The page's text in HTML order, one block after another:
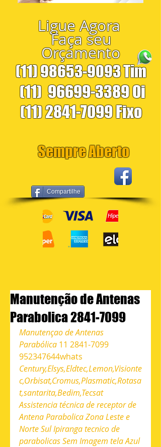
Compartilhe
Ligue Agora
Faça seu
Orçamento
(11) 98653-9093Tim
(11) 96699-3389Oi
(11) 2841-7099Fixo
Sempre Aberto
Manutenção de Antenas
Parabolica 2841-7099
Manutençao de Antenas
Parabólica 11 2841-7099
952347644whats
Century,Elsys,Eldtec,Lemon,Visionte
c,Orbisat,Cromus,Plasmatic,Rotasa
t,santarita,Bedim,Tecsat
Assistencia técnica de receptor de
Antena Parabolica Zona Leste e
Norte Sul Ipiranga tecnico de
parabolicas Sem Imagem tela Azul